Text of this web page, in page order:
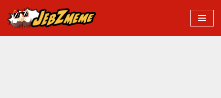
Przejdź
do